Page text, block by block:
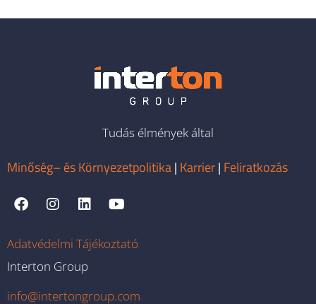
Tudás élmények által
Minőség– és Környezetpolitika| Karrier| Feliratkozás
Adatvédelmi Tájékoztató
Interton Group
info@intertongroup.com